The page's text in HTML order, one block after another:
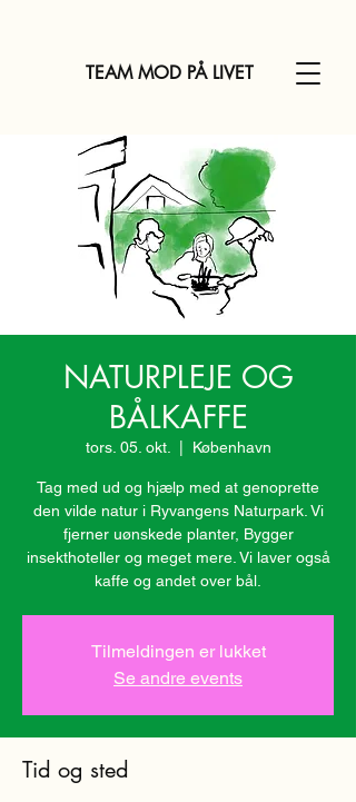
TEAM MOD PÅ LIVET
NATURPLEJE OG
BÅLKAFFE
tors. 05. okt. København
Tag med ud og hjælp med at genoprette
den vilde natur i Ryvangens Naturpark. Vi
fjerner uønskede planter, Bygger
insekthoteller og meget mere. Vi laver også
kaffe og andet over bål.
Tilmeldingen er lukket
Se andre events
Tid og sted